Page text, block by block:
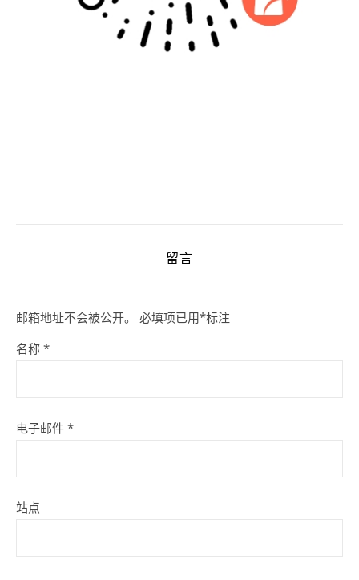
留言
邮箱地址不会被公开。 必填项已用*标注
名称 *
电子邮件 *
站点